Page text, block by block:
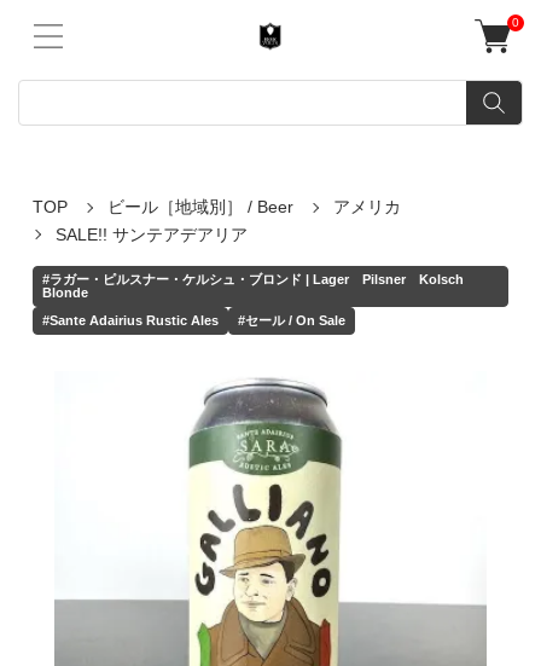
0
TOP ビール［地域別］ / Beer
アメリカ
SALE!! サンテアデアリア
#ラガー・ピルスナー・ケルシュ・ブロンド | Lager Pilsner Kolsch
Blonde
#Sante Adairius Rustic Ales
#セール / On Sale